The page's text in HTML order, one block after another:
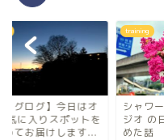
ョグログ】今日はオ
気に入りスポットを
めてお届けします...
training
シャワ
ジオ の
めた話